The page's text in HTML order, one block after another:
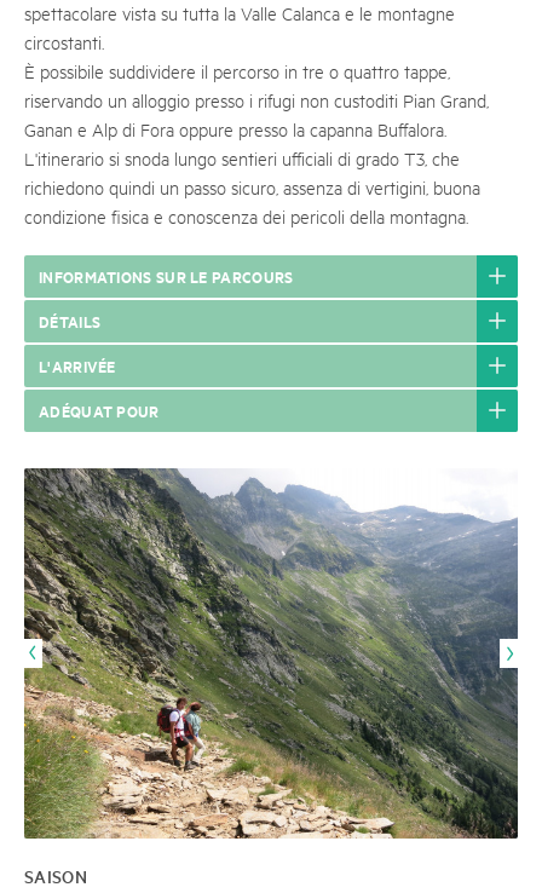
spettacolare vista su tutta la Valle Calanca e le montagne
circostanti.
È possibile suddividere il percorso in tre o quattro tappe,
riservando un alloggio presso i rifugi non custoditi Pian Grand,
Ganan e Alp di Fora oppure presso la capanna Buffalora.
L'itinerario si snoda lungo sentieri ufficiali di grado T3, che
richiedono quindi un passo sicuro, assenza di vertigini, buona
condizione fisica e conoscenza dei pericoli della montagna.
INFORMATIONS SUR LE PARCOURS
DÉTAILS
L'ARRIVÉE
ADÉQUAT POUR
SAISON